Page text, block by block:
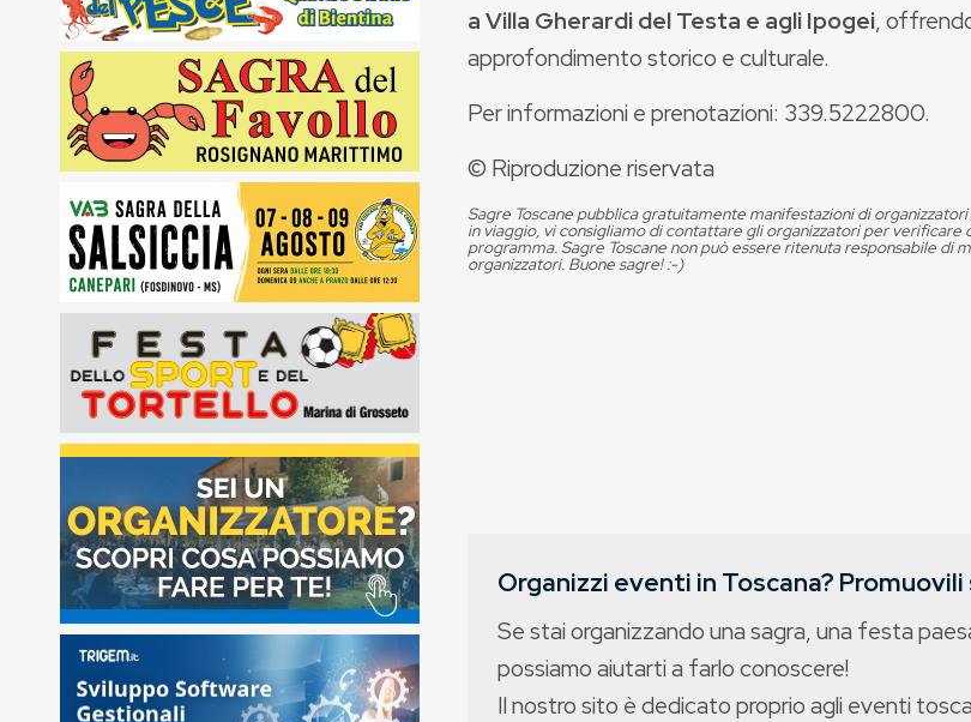
a Villa Gherardi del Testa e agli Ipogei,
approfondimento storico e culturale.
Per informazioni e prenotazioni: 339.5222800.
© Riproduzione riservata
Sagre Toscane pubblica gratuitamente manifestazioni di
in viaggio, vi consigliamo di contattare gli organizzatori per verificare
programma. Sagre Toscane non può essere ritenuta responsabile di
organizzatori. Buone sagre! :-)
Organizzi eventi in Toscana?
Se stai organizzando una sagra, una festa
possiamo aiutarti a farlo conoscere!
Il nostro sito è dedicato proprio agli eventi